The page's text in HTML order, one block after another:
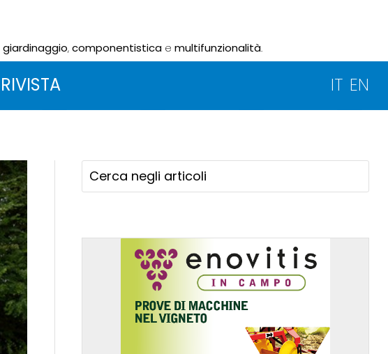
giardinaggio,componentisticae multifunzionalità.
RIVISTA IT EN